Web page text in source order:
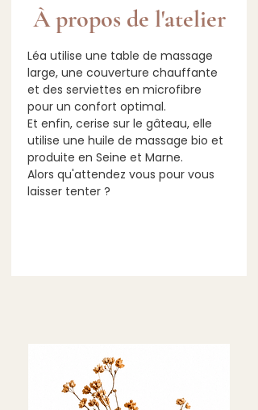
À propos de l'atelier
Léa utilise une table de massage
large, une couverture chauffante
et des serviettes en microfibre
pour un confort optimal.
Et enfin, cerise sur le gâteau, elle
utilise une huile de massage bio et
produite en Seine et Marne.
Alors qu'attendez vous pour vous
laisser tenter ?